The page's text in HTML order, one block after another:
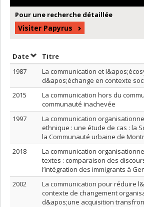
Pour une recherche détaillée
Visiter Papyrus
DateTrier par date en ordre croissant
Titre
1987
La communication et
d&apos;échange en contexte
2015
La communication hors du
communauté inachevée
1997
La communication
ethnique : une étude de cas : la
la Communauté urbaine de
2018
La communication
textes : comparaison des
l’intégration des immigrants à
2002
La communication pour réduire
contexte de changement
d&apos;une acquisition